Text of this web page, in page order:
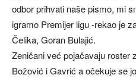
odbor prihvati naše pismo, mi
igramo Premijer ligu -rekao je
Čelika, Goran Bulajić.
Zeničani već pojačavaju roster
Božović i Gavrić a očekuje se